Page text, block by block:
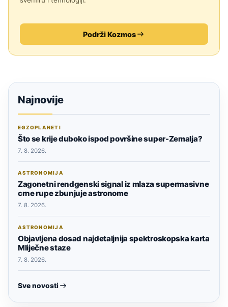
Podrži Kozmos
Najnovije
EGZOPLANETI
Što se krije duboko ispod površine super-Zemalja?
7. 8. 2026.
ASTRONOMIJA
Zagonetni rendgenski signal iz mlaza supermasivne
crne rupe zbunjuje astronome
7. 8. 2026.
ASTRONOMIJA
Objavljena dosad najdetaljnija spektroskopska karta
Mliječne staze
7. 8. 2026.
Sve novosti